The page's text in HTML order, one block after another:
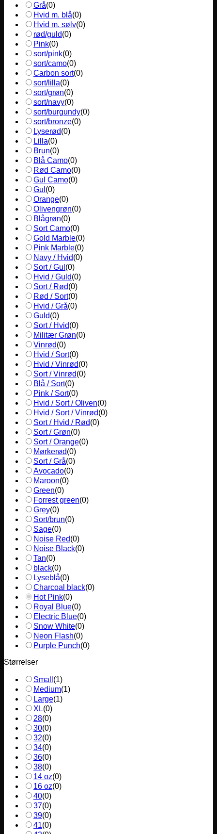
Grå(0)
Hvid m. blå(0)
Hvid m. sølv(0)
rød/guld(0)
Pink(0)
sort/pink(0)
sort/camo(0)
Carbon sort(0)
sort/lilla(0)
sort/grøn(0)
sort/navy(0)
sort/burgundy(0)
sort/bronze(0)
Lyserød(0)
Lilla(0)
Brun(0)
Blå Camo(0)
Rød Camo(0)
Gul Camo(0)
Gul (0)
Orange(0)
Olivengrøn(0)
Blågrøn(0)
Sort Camo(0)
Gold Marble(0)
Pink Marble(0)
Navy / Hvid(0)
Sort / Gul (0)
Hvid / Guld(0)
Sort / Rød(0)
Rød / Sort(0)
Hvid / Grå(0)
Guld(0)
Sort / Hvid(0)
Militær Grøn(0)
Vinrød(0)
Hvid / Sort(0)
Hvid / Vinrød(0)
Sort / Vinrød(0)
Blå / Sort(0)
Pink / Sort(0)
Hvid / Sort / Oliven(0)
Hvid / Sort / Vinrød(0)
Sort / Hvid / Rød(0)
Sort / Grøn(0)
Sort / Orange(0)
Mørkerød(0)
Sort / Grå(0)
Avocado(0)
Maroon(0)
Green(0)
Forrest green(0)
Grey(0)
Sort/brun(0)
Sage(0)
Noise Red(0)
Noise Black(0)
Tan(0)
black(0)
Lyseblå(0)
Charcoal black(0)
Hot Pink(0)
Royal Blue(0)
Electric Blue(0)
Snow White(0)
Neon Flash(0)
Purple Punch(0)
Størrelser
Small (1)
Medium(1)
Large(1)
XL(0)
28(0)
30(0)
32(0)
34(0)
36(0)
38(0)
14 oz(0)
16 oz(0)
40(0)
37(0)
39(0)
41(0)